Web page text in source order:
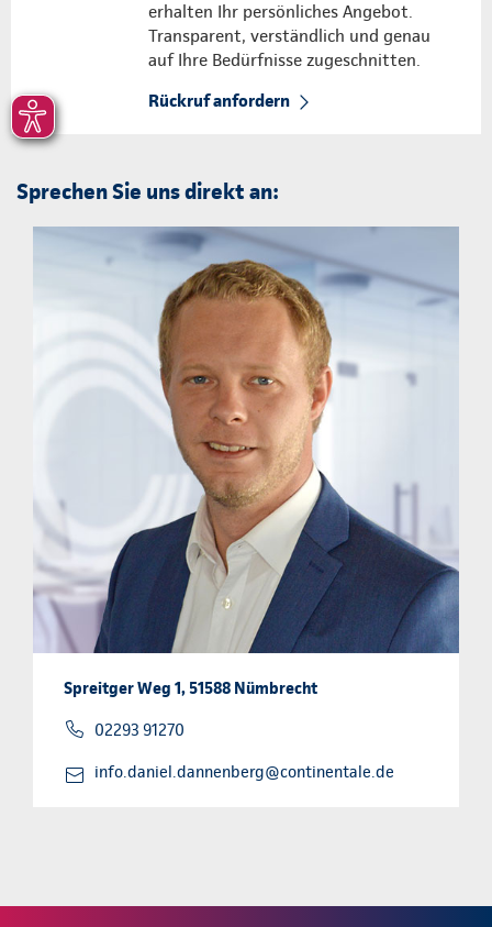
erhalten Ihr persönliches Angebot.
Transparent, verständlich und genau
auf Ihre Bedürfnisse zugeschnitten.
Rückruf anfordern
Sprechen Sie uns direkt an:
Spreitger Weg 1, 51588 Nümbrecht
02293 91270
info.daniel.dannenberg@continentale.de